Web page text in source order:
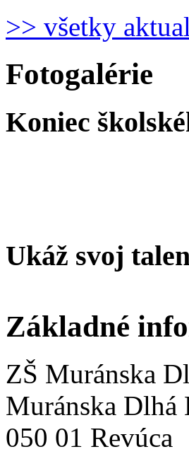
>> všetky
Fotogalérie
Koniec
Ukáž svoj
Základné
ZŠ Muránska
Muránska Dlhá
050 01 Revúca